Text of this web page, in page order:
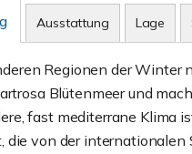
Ausstattung Lage
Regionen der Winter
Blütenmeer und
fast mediterrane Klima
die von der